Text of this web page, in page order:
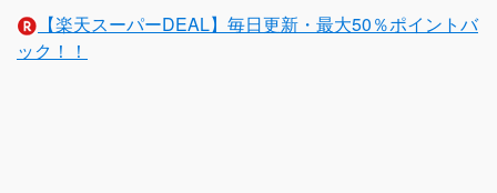
【楽天スーパーDEAL】毎日更新・最大50％ポイントバ
ック！！